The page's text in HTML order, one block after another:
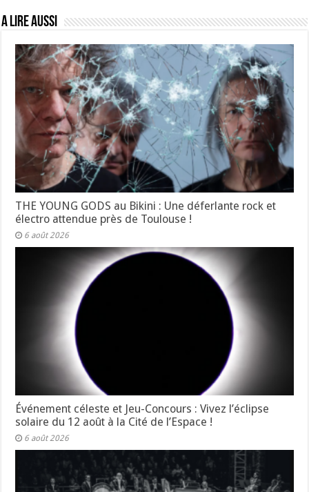
A lire aussi
THE YOUNG GODS au Bikini : Une déferlante rock et
électro attendue près de Toulouse !
6 août 2026
Événement céleste et Jeu-Concours : Vivez l’éclipse
solaire du 12 août à la Cité de l’Espace !
6 août 2026